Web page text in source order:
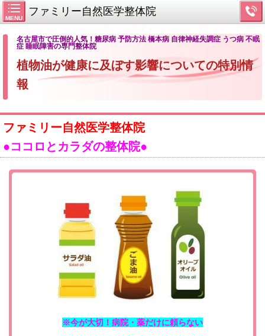
MENU
ファミリー自然医学整体院
名古屋市で圧倒的人気！糖尿病 予防方法 橋本病 自律神経失調症 うつ病 不眠
症 睡眠障害の専門整体院
植物油が健康に及ぼす影響についての特別情
報
ファミリー自然医学整体院
●ココロとカラダの整体院●
※今が大切！病院・薬だけに頼らない